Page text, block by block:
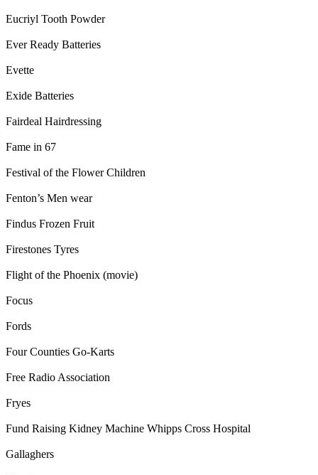
Eucriyl Tooth Powder
Ever Ready Batteries
Evette
Exide Batteries
Fairdeal Hairdressing
Fame in 67
Festival of the Flower Children
Fenton’s Men wear
Findus Frozen Fruit
Firestones Tyres
Flight of the Phoenix (movie)
Focus
Fords
Four Counties Go-Karts
Free Radio Association
Fryes
Fund Raising Kidney Machine Whipps Cross Hospital
Gallaghers